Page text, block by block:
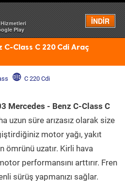
Play
İNDİR
Menü
C-Class C 220 Cdi Araç
C 220 Cdi
Mercedes - Benz C-Class C
uzun süre arızasız olarak size
motor yağı, yakıt
ömrünü uzatır. Kirli hava
performansını arttırır. Fren
sürüş yapmanızı sağlar.